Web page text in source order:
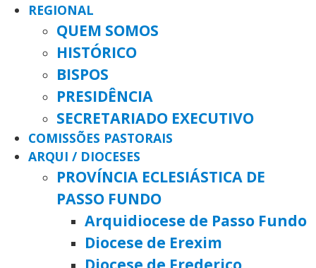
REGIONAL
QUEM SOMOS
HISTÓRICO
BISPOS
PRESIDÊNCIA
SECRETARIADO EXECUTIVO
COMISSÕES PASTORAIS
ARQUI / DIOCESES
PROVÍNCIA ECLESIÁSTICA DE
PASSO FUNDO
Arquidiocese de Passo Fundo
Diocese de Erexim